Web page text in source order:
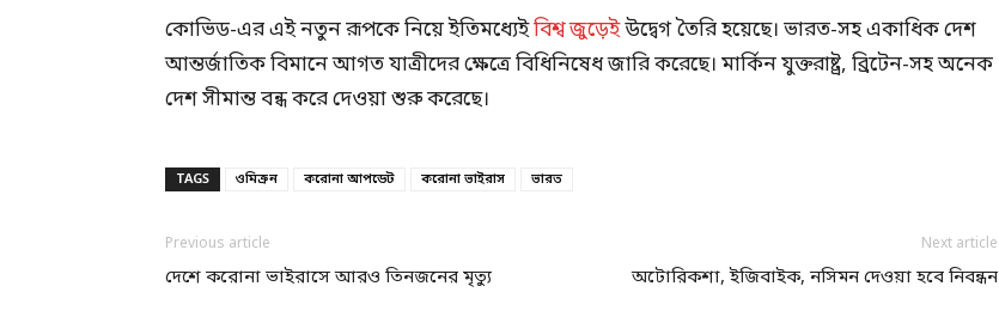
কোভিড-এর এই নতুন রূপকে নিয়ে ইতিমধ্যেইবিশ্ব জুড়েইউদ্বেগ তৈরি হয়েছে। ভারত-সহ একাধিক দেশ
আন্তর্জাতিক বিমানে আগত যাত্রীদের ক্ষেত্রে বিধিনিষেধ জারি করেছে। মার্কিন যুক্তরাষ্ট্র, ব্রিটেন-সহ অনেক
দেশ সীমান্ত বন্ধ করে দেওয়া শুরু করেছে।
TAGS ওমিক্রন করোনা আপডেট করোনা ভাইরাস ভারত
Previous article
দেশে করোনা ভাইরাসে আরও তিনজনের মৃত্যু
Next article
অটোরিকশা, ইজিবাইক, নসিমন দেওয়া হবে নিবন্ধন